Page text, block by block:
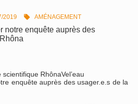
2019  AMÉNAGEMENT
notre enquête auprès des
RhônaVel’eau
enquête auprès des usager.e.s de la